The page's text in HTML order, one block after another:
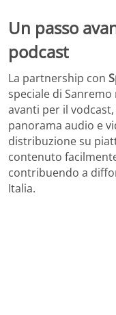
Un passo
podcast
La partnership con
speciale di
avanti per il
panorama audio e
distribuzione su
contenuto
contribuendo a
Italia.